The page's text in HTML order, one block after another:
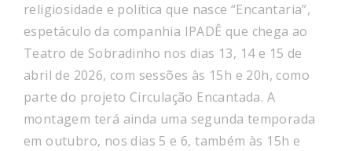
religiosidade e política que nasce “Encantaria”,
espetáculo da companhia IPADÊ que chega ao
Teatro de Sobradinho nos dias 13, 14 e 15 de
abril de 2026, com sessões às 15h e 20h, como
parte do projeto Circulação Encantada. A
montagem terá ainda uma segunda temporada
em outubro, nos dias 5 e 6, também às 15h e